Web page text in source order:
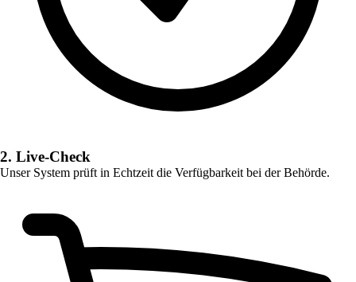
2. Live-Check
Unser System prüft in Echtzeit die Verfügbarkeit bei der Behörde.